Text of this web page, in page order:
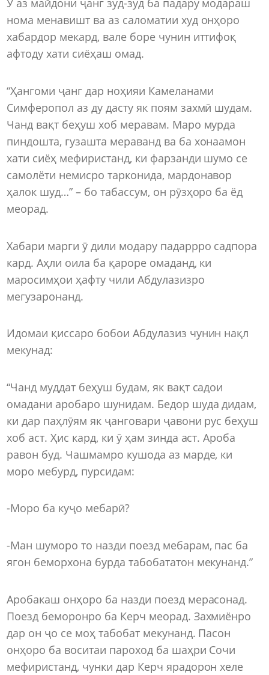
Ӯ аз майдони ҷанг зуд-зуд ба падару модараш
нома менавишт ва аз саломатии худ онҳоро
хабардор мекард, вале боре чунин иттифоқ
афтоду хати сиёҳаш омад.
“Ҳангоми ҷанг дар ноҳияи Камеланами
Симферопол аз ду дасту як поям захмӣ шудам.
Чанд вақт беҳуш хоб меравам. Маро мурда
пиндошта, гузашта мераванд ва ба хонаамон
хати сиёҳ мефиристанд, ки фарзанди шумо се
самолёти немисро тарконида, мардонавор
ҳалок шуд…” – бо табассум, он рӯзҳоро ба ёд
меорад.
Хабари марги ӯ дили модару падаррро садпора
кард. Аҳли оила ба қароре омаданд, ки
маросимҳои ҳафту чили Абдулазизро
мегузаронанд.
Идомаи қиссаро бобои Абдулазиз чунин нақл
мекунад:
“Чанд муддат беҳуш будам, як вақт садои
омадани аробаро шунидам. Бедор шуда дидам,
ки дар паҳлӯям як ҷанговари ҷавони рус беҳуш
хоб аст. Ҳис кард, ки ӯ ҳам зинда аст. Ароба
равон буд. Чашмамро кушода аз марде, ки
моро мебурд, пурсидам:
-Моро ба куҷо мебарӣ?
-Ман шуморо то назди поезд мебарам, пас ба
ягон беморхона бурда табобататон мекунанд.”
Аробакаш онҳоро ба назди поезд мерасонад.
Поезд беморонро ба Керч меорад. Захмиёнро
дар он ҷо се моҳ табобат мекунанд. Пасон
онҳоро ба воситаи пароход ба шаҳри Сочи
мефиристанд, чунки дар Керч ярадорон хеле